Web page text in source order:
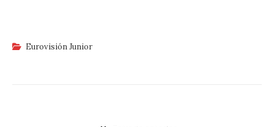
Eurovisión Junior